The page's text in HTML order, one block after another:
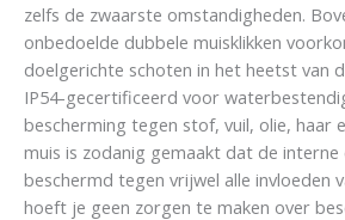
zelfs de zwaarste omstandigheden.
onbedoelde dubbele muisklikken
doelgerichte schoten in het heetst van
IP54-gecertificeerd voor
bescherming tegen stof, vuil, olie, haar
muis is zodanig gemaakt dat de
beschermd tegen vrijwel alle invloeden
hoeft je geen zorgen te maken over